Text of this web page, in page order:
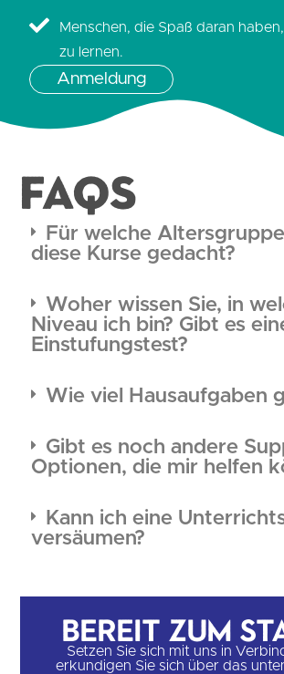
Menschen, die Spaß daran
zu lernen.
Anmeldung
FAQS
Für welche
diese Kurse gedacht?
Woher wissen Sie, in
Niveau ich bin? Gibt es
Einstufungstest?
Wie viel Hausaufgaben
Gibt es noch andere
Optionen, die mir helfen
Kann ich eine
versäumen?
Bereit zum
Setzen Sie sich mit uns in
erkundigen Sie sich über das